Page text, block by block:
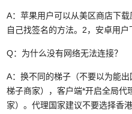
A：苹果用户可以从美区商店下
自己找签名的方法。2，安卓用户
Q：为什么没有网络无法连接？
A：换不同的梯子（不要以为能
梯子商家），客户端*开启全局代
家）。代理国家建议不要选择香